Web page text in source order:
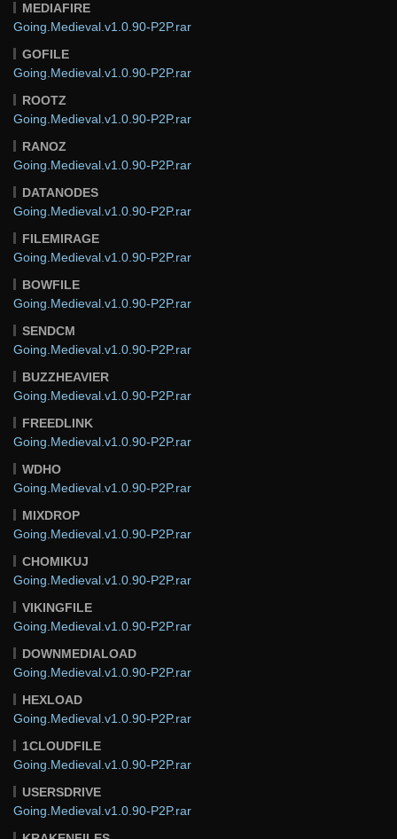
MEDIAFIRE
Going.Medieval.v1.0.90-P2P.rar
GOFILE
Going.Medieval.v1.0.90-P2P.rar
ROOTZ
Going.Medieval.v1.0.90-P2P.rar
RANOZ
Going.Medieval.v1.0.90-P2P.rar
DATANODES
Going.Medieval.v1.0.90-P2P.rar
FILEMIRAGE
Going.Medieval.v1.0.90-P2P.rar
BOWFILE
Going.Medieval.v1.0.90-P2P.rar
SENDCM
Going.Medieval.v1.0.90-P2P.rar
BUZZHEAVIER
Going.Medieval.v1.0.90-P2P.rar
FREEDLINK
Going.Medieval.v1.0.90-P2P.rar
WDHO
Going.Medieval.v1.0.90-P2P.rar
MIXDROP
Going.Medieval.v1.0.90-P2P.rar
CHOMIKUJ
Going.Medieval.v1.0.90-P2P.rar
VIKINGFILE
Going.Medieval.v1.0.90-P2P.rar
DOWNMEDIALOAD
Going.Medieval.v1.0.90-P2P.rar
HEXLOAD
Going.Medieval.v1.0.90-P2P.rar
1CLOUDFILE
Going.Medieval.v1.0.90-P2P.rar
USERSDRIVE
Going.Medieval.v1.0.90-P2P.rar